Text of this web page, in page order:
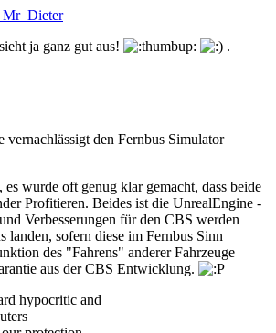
Mr_Dieter
ja ganz gut aus!
.
vernachlässigt den Fernbus Simulator
es wurde oft genug klar gemacht, dass beide
Profitieren. Beides ist die UnrealEngine -
Verbesserungen für den CBS werden
landen, sofern diese im Fernbus Sinn
des "Fahrens" anderer Fahrzeuge
aus der CBS Entwicklung.
hypocritic and